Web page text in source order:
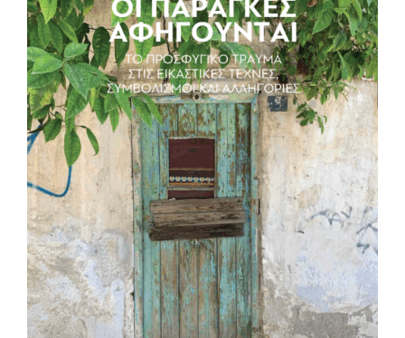
€25,00.